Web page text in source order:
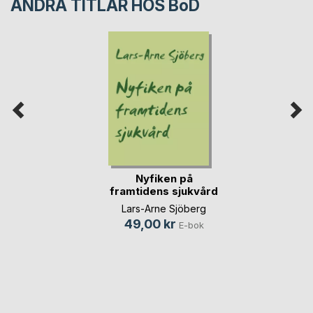
ANDRA TITLAR HOS BoD
Nyfiken på
framtidens sjukvård
Lars-Arne Sjöberg
49,00 kr E-bok